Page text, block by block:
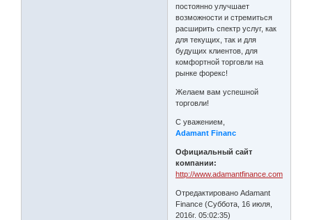
постоянно улучшает
возможности и стремиться
расширить спектр услуг, как
для текущих, так и для
будущих клиентов, для
комфортной торговли на
рынке форекс!
Желаем вам успешной
торговли!
С уважением,
Adamant Financ
Официальный сайт
компании:
http://www.adamantfinance.com
Отредактировано Adamant
Finance (Суббота, 16 июля,
2016г. 05:02:35)